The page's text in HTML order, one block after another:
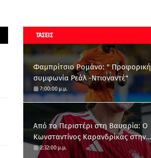
ΤΑΣΕΙΣ
Φαμπρίτσιο Ρομάνο: " Προφορική
συμφωνία Ρεάλ -Ντιοναντέ"
7:00:00 μ.μ.
Από το Περιστέρι στη Βαυαρία: O
Κωνσταντίνος Καρανδρίκας στην
Μπάγερν Μονάχου
2:32:00 μ.μ.